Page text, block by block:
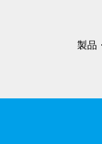
製品